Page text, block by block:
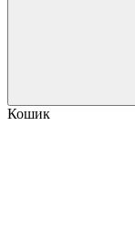
Кошик